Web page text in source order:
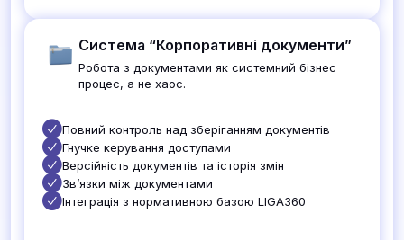
Система “Корпоративні документи”
Робота з документами як системний бізнес
процес, а не хаос.
Повний контроль над зберіганням документів
Гнучке керування доступами
Версійність документів та історія змін
Звʼязки між документами
Інтеграція з нормативною базою LIGA360